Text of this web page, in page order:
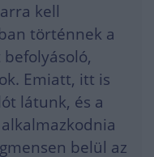
kell
történnek a
Emiatt, itt is
látunk, és a
belül az